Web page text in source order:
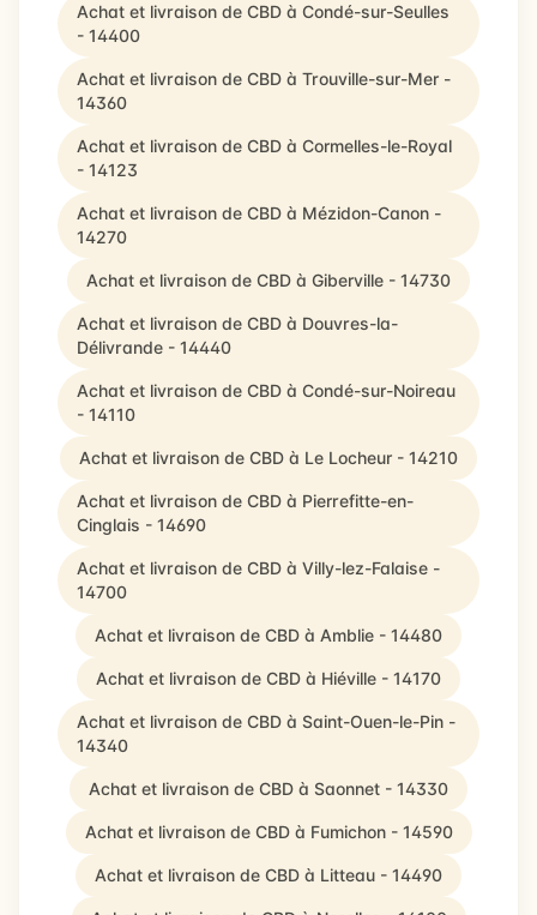
Achat et livraison de CBD à Condé-sur-Seulles
- 14400
Achat et livraison de CBD à Trouville-sur-Mer -
14360
Achat et livraison de CBD à Cormelles-le-Royal
- 14123
Achat et livraison de CBD à Mézidon-Canon -
14270
Achat et livraison de CBD à Giberville - 14730
Achat et livraison de CBD à Douvres-la-
Délivrande - 14440
Achat et livraison de CBD à Condé-sur-Noireau
- 14110
Achat et livraison de CBD à Le Locheur - 14210
Achat et livraison de CBD à Pierrefitte-en-
Cinglais - 14690
Achat et livraison de CBD à Villy-lez-Falaise -
14700
Achat et livraison de CBD à Amblie - 14480
Achat et livraison de CBD à Hiéville - 14170
Achat et livraison de CBD à Saint-Ouen-le-Pin -
14340
Achat et livraison de CBD à Saonnet - 14330
Achat et livraison de CBD à Fumichon - 14590
Achat et livraison de CBD à Litteau - 14490